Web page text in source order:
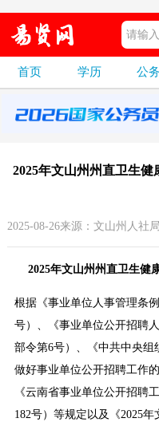
首页 学历 公
2025年文山州州直卫生
2025-08-26来源：文山州人社
2025年文山州州直卫生健
根据《事业单位人事管理条
号）、《事业单位公开招聘
部令第6号）、《中共中央
做好事业单位公开招聘工作
《云南省事业单位公开招聘
182号）等规定以及《2025